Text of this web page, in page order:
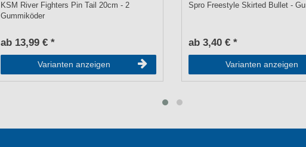
KSM River Fighters Pin Tail 20cm - 2
Gummiköder
ab 13,99 € *
Varianten anzeigen
Spro Freestyle Skirted Bullet -
ab 3,40 € *
Varianten anzeigen